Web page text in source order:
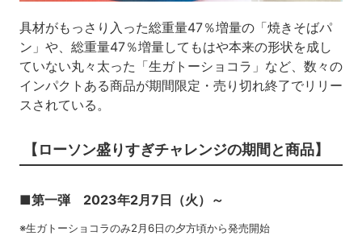
具材がもっさり入った総重量47％増量の「焼きそばパ
ン」や、総重量47％増量してもはや本来の形状を成し
ていない丸々太った「生ガトーショコラ」など、数々の
インパクトある商品が期間限定・売り切れ終了でリリー
スされている。
【ローソン盛りすぎチャレンジの期間と商品】
■第一弾 2023年2月7日（火）～
※生ガトーショコラのみ2月6日の夕方頃から発売開始